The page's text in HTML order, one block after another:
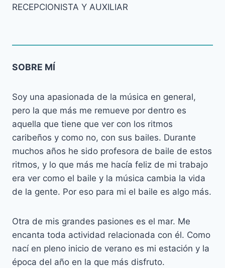
RECEPCIONISTA Y AUXILIAR
SOBRE MÍ
Soy una apasionada de la música en general,
pero la que más me remueve por dentro es
aquella que tiene que ver con los ritmos
caribeños y como no, con sus bailes. Durante
muchos años he sido profesora de baile de estos
ritmos, y lo que más me hacía feliz de mi trabajo
era ver como el baile y la música cambia la vida
de la gente. Por eso para mi el baile es algo más.
Otra de mis grandes pasiones es el mar. Me
encanta toda actividad relacionada con él. Como
nací en pleno inicio de verano es mi estación y la
época del año en la que más disfruto.